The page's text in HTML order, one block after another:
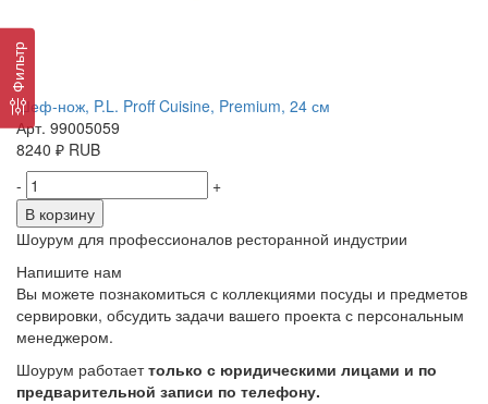
Фильтр
Шеф-нож, P.L. Proff Cuisine, Premium, 24 см
Арт. 99005059
8240 ₽ RUB
-
+
В корзину
Шоурум для профессионалов ресторанной индустрии
Напишите нам
Вы можете познакомиться с коллекциями посуды и предметов
сервировки, обсудить задачи вашего проекта с персональным
менеджером.
Шоурум работаеттолько с юридическими лицами и по
предварительной записи по телефону.